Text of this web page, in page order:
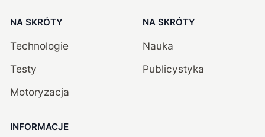
NA SKRÓTY
Technologie
Testy
Motoryzacja
NA SKRÓTY
Nauka
Publicystyka
INFORMACJE